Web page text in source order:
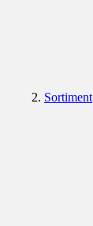
Sortiment